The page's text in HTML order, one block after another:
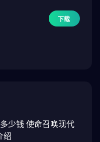
下载
少钱 使命召唤现代
绍